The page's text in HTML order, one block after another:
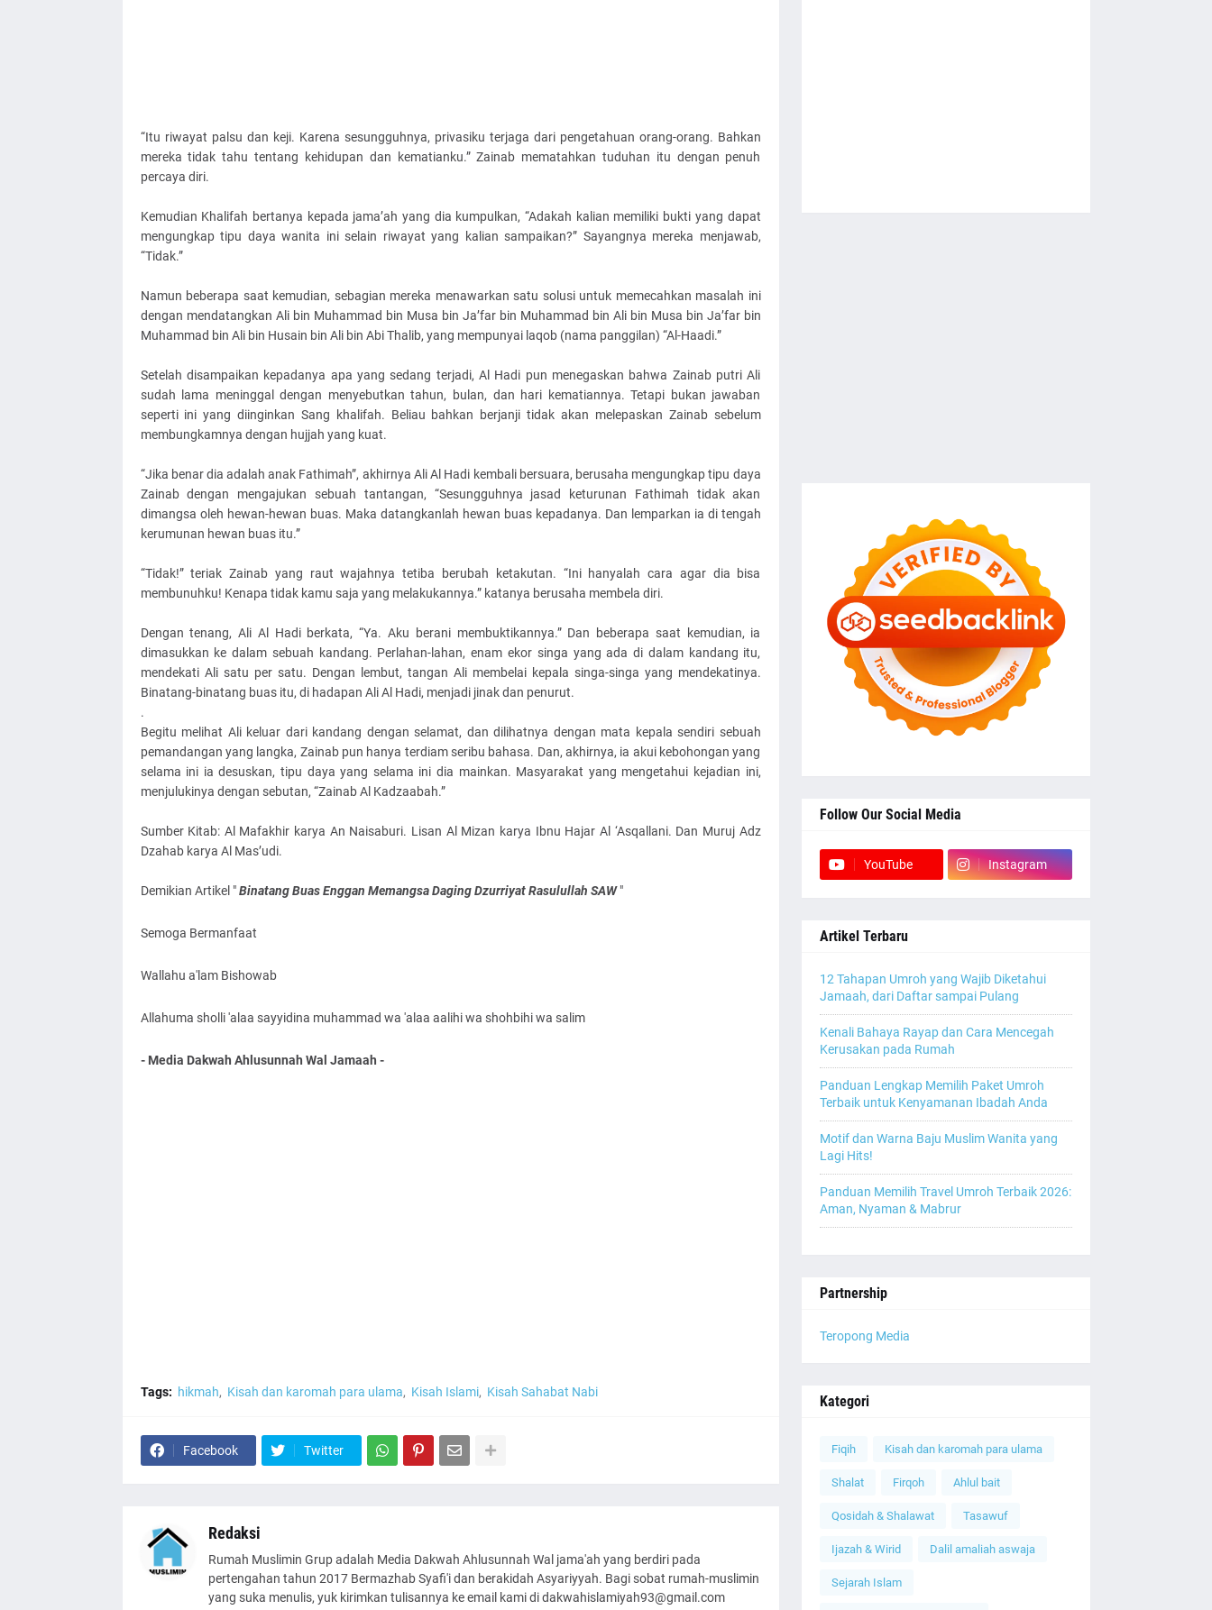
“Itu riwayat palsu dan keji. Karena sesungguhnya, privasiku terjaga dari pengetahuan orang-orang. Bahkan
mereka tidak tahu tentang kehidupan dan kematianku.” Zainab mematahkan tuduhan itu dengan penuh
percaya diri.
Kemudian Khalifah bertanya kepada jama’ah yang dia kumpulkan, “Adakah kalian memiliki bukti yang dapat
mengungkap tipu daya wanita ini selain riwayat yang kalian sampaikan?” Sayangnya mereka menjawab,
“Tidak.”
Namun beberapa saat kemudian, sebagian mereka menawarkan satu solusi untuk memecahkan masalah ini
dengan mendatangkan Ali bin Muhammad bin Musa bin Ja’far bin Muhammad bin Ali bin Musa bin Ja’far bin
Muhammad bin Ali bin Husain bin Ali bin Abi Thalib, yang mempunyai laqob (nama panggilan) “Al-Haadi.”
Setelah disampaikan kepadanya apa yang sedang terjadi, Al Hadi pun menegaskan bahwa Zainab putri Ali
sudah lama meninggal dengan menyebutkan tahun, bulan, dan hari kematiannya. Tetapi bukan jawaban
seperti ini yang diinginkan Sang khalifah. Beliau bahkan berjanji tidak akan melepaskan Zainab sebelum
membungkamnya dengan hujjah yang kuat.
“Jika benar dia adalah anak Fathimah”, akhirnya Ali Al Hadi kembali bersuara, berusaha mengungkap tipu daya
Zainab dengan mengajukan sebuah tantangan, “Sesungguhnya jasad keturunan Fathimah tidak akan
dimangsa oleh hewan-hewan buas. Maka datangkanlah hewan buas kepadanya. Dan lemparkan ia di tengah
kerumunan hewan buas itu.”
“Tidak!” teriak Zainab yang raut wajahnya tetiba berubah ketakutan. “Ini hanyalah cara agar dia bisa
membunuhku! Kenapa tidak kamu saja yang melakukannya.” katanya berusaha membela diri.
Dengan tenang, Ali Al Hadi berkata, “Ya. Aku berani membuktikannya.” Dan beberapa saat kemudian, ia
dimasukkan ke dalam sebuah kandang. Perlahan-lahan, enam ekor singa yang ada di dalam kandang itu,
mendekati Ali satu per satu. Dengan lembut, tangan Ali membelai kepala singa-singa yang mendekatinya.
Binatang-binatang buas itu, di hadapan Ali Al Hadi, menjadi jinak dan penurut.
.
Begitu melihat Ali keluar dari kandang dengan selamat, dan dilihatnya dengan mata kepala sendiri sebuah
pemandangan yang langka, Zainab pun hanya terdiam seribu bahasa. Dan, akhirnya, ia akui kebohongan yang
selama ini ia desuskan, tipu daya yang selama ini dia mainkan. Masyarakat yang mengetahui kejadian ini,
menjulukinya dengan sebutan, “Zainab Al Kadzaabah.”
Sumber Kitab: Al Mafakhir karya An Naisaburi. Lisan Al Mizan karya Ibnu Hajar Al ‘Asqallani. Dan Muruj Adz
Dzahab karya Al Mas’udi.
Demikian Artikel "Binatang Buas Enggan Memangsa Daging Dzurriyat Rasulullah SAW"
Semoga Bermanfaat
Wallahu a'lam Bishowab
Allahuma sholli 'alaa sayyidina muhammad wa 'alaa aalihi wa shohbihi wa salim
- Media Dakwah Ahlusunnah Wal Jamaah -
Tags: hikmah Kisah dan karomah para ulama Kisah Islami Kisah Sahabat Nabi
Facebook Twitter
Redaksi
Rumah Muslimin Grup adalah Media Dakwah Ahlusunnah Wal jama'ah yang berdiri pada
pertengahan tahun 2017 Bermazhab Syafi'i dan berakidah Asyariyyah. Bagi sobat rumah-muslimin
yang suka menulis, yuk kirimkan tulisannya ke email kami di dakwahislamiyah93@gmail.com
Follow Our Social Media
YouTube Instagram
Artikel Terbaru
12 Tahapan Umroh yang Wajib Diketahui
Jamaah, dari Daftar sampai Pulang
Kenali Bahaya Rayap dan Cara Mencegah
Kerusakan pada Rumah
Panduan Lengkap Memilih Paket Umroh
Terbaik untuk Kenyamanan Ibadah Anda
Motif dan Warna Baju Muslim Wanita yang
Lagi Hits!
Panduan Memilih Travel Umroh Terbaik 2026:
Aman, Nyaman & Mabrur
Partnership
Teropong Media
Kategori
Fiqih Kisah dan karomah para ulama
Shalat Firqoh Ahlul bait
Qosidah & Shalawat Tasawuf
Ijazah & Wirid Dalil amaliah aswaja
Sejarah Islam